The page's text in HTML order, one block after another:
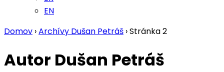
EN
Domov ›Archívy Dušan Petráš ›Stránka 2
Autor Dušan Petráš